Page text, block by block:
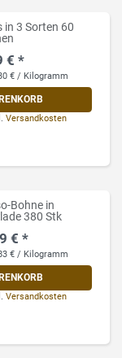
in 3 Sorten 60
€ *
€ / Kilogramm
Versandkosten
Bohne in
380 Stk
€ *
€ / Kilogramm
Versandkosten